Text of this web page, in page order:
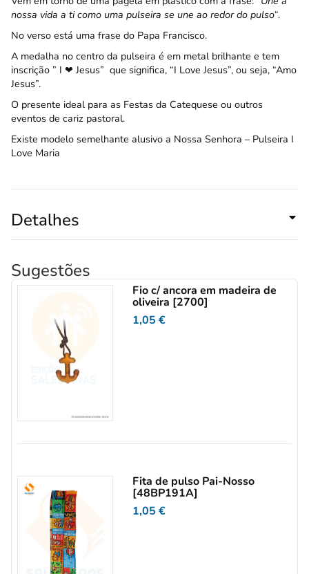
nossa vida a ti como uma pulseira se une ao redor do pulso“.
No verso está uma frase do Papa Francisco.
A medalha no centro da pulseira é em metal brilhante e tem
inscrição ” I ❤ Jesus” que significa, “I Love Jesus”, ou seja, “Amo
Jesus”.
O presente ideal para as Festas da Catequese ou outros
eventos de cariz pastoral.
Existe modelo semelhante alusivo a Nossa Senhora – Pulseira I
Love Maria
Detalhes
Sugestões
Fio c/ ancora em madeira de
oliveira [2700]
1,05€
Fita de pulso Pai-Nosso
[48BP191A]
1,05€